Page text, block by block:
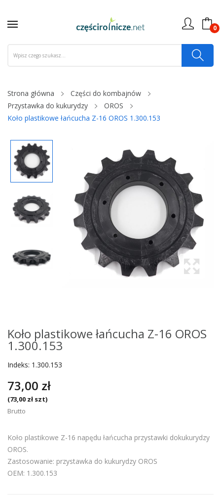
0
Strona główna
Części do kombajnów
Przystawka do kukurydzy
OROS
Koło plastikowe łańcucha Z-16 OROS 1.300.153
Koło plastikowe łańcucha Z-16 OROS
1.300.153
Indeks: 1.300.153
73,00 zł
(73,00 zł szt)
Brutto
Koło plastikowe Z-16 napędu łańcucha przystawki dokukurydzy
OROS.
Zastosowanie: przystawka do kukurydzy OROS
OEM: 1.300.153